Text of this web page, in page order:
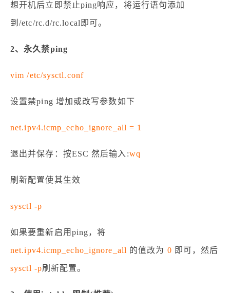
想开机后立即禁止ping响应，将运行语句添加
到/etc/rc.d/rc.local即可。
2、永久禁ping
vim /etc/sysctl.conf
设置禁ping 增加或改写参数如下
net.ipv4.icmp_echo_ignore_all = 1
退出并保存：按ESC 然后输入:wq
刷新配置使其生效
sysctl -p
如果要重新启用ping，将
net.ipv4.icmp_echo_ignore_all 的值改为 0 即可，然后
sysctl -p刷新配置。